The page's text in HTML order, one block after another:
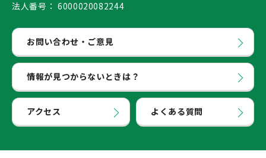
法人番号： 6000020082244
お問い合わせ・ご意見
情報が見つからないときは？
アクセス よくある質問